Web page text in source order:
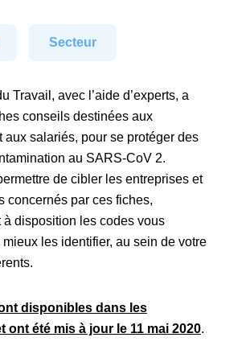
Secteur
Travail, avec l’aide d’experts, a
conseils destinées aux
aux salariés, pour se protéger des
au SARS-CoV 2.
de cibler les entreprises et
concernés par ces fiches,
à disposition les codes vous
mieux les identifier, au sein de votre
disponibles dans les
ont été mis à jour le 11 mai 2020.